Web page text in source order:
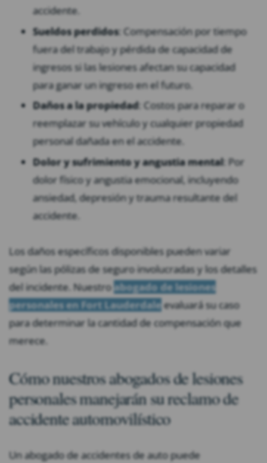
accidente.
Sueldos perdidos: Compensación por tiempo
fuera del trabajo y pérdida de capacidad de
ingresos si las lesiones afectan su capacidad
para ganar un ingreso en el futuro.
Daños a la propiedad: Costos para reparar o
reemplazar su vehículo y cualquier propiedad
personal dañada en el accidente.
Dolor y sufrimiento y angustia mental: Por
dolor físico y angustia emocional, incluyendo
ansiedad, depresión y trauma resultante del
accidente.
Los daños específicos disponibles pueden variar
según las pólizas de seguro involucradas y los detalles
del incidente. Nuestroabogado de lesiones
personales en Fort Lauderdaleevaluará su caso
para determinar la cantidad de compensación que
merece.
Cómo nuestros abogados de lesiones
personales manejarán su reclamo de
accidente automovilístico
Un abogado de accidentes de auto puede